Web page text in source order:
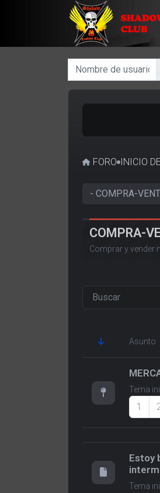
Nombre de usuario
FORO INICIO
COMPRA-
Comprar y vender
Asunto
Tema
1
Estoy
Tema